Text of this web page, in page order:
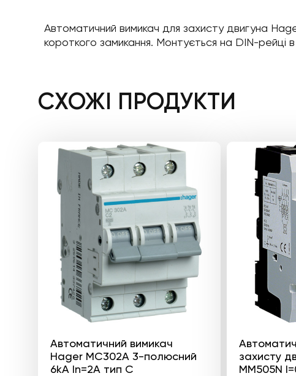
Автоматичний вимикач для захисту двигуна
короткого замикання. Монтується на DIN-рейці
СХОЖІ ПРОДУКТИ
Автоматичний вимикач
Hager MC302A 3-полюсний
6kA In=2А тип C
захисту
MM505N